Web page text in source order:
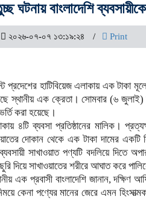
ঘটনায় বাংলাদেশি
২০২৬-০৭-০৭ ১৩:১৯:২৪ Print
প্রদেশের হাটিবিয়েজ এলাকায় এক টাকা
স্থানীয় এক ক্রেতা। সোমবার (৬
করা হয়েছে।
৪টি ব্যবসা প্রতিষ্ঠানের মালিক।
দোকান থেকে এক টাকা দামের একটি
সাখাওয়াত পণ্যটি বদলিয়ে দিতে
দিয়ে সাখাওয়াতের শরীরে আঘাত করে
এক প্রবাসী বাংলাদেশি জানান, দক্ষিণ
কেনা পণ্যের মানের জেরে এমন